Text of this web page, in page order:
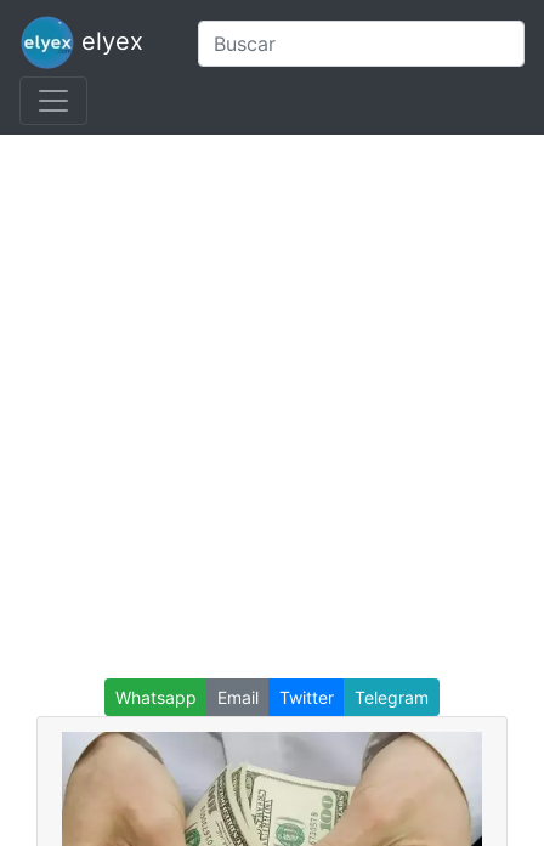
elyex
Whatsapp Email Twitter Telegram